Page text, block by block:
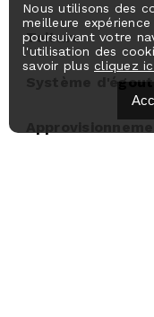
Toiture
Système
Nous utilisons des
meilleure
poursuivant votre
l'utilisation des
savoir plus cliquez